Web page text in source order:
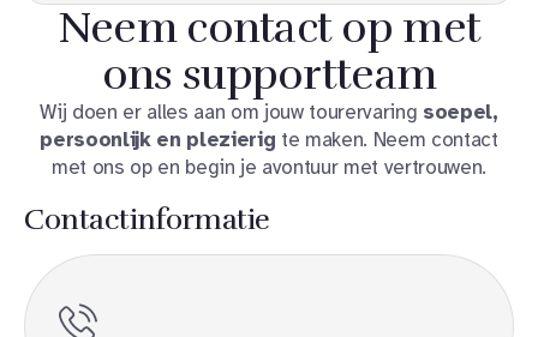
Neem contact op met
ons supportteam
Wij doen er alles aan om jouw tourervaring soepel,
persoonlijk en plezierig te maken. Neem contact
met ons op en begin je avontuur met vertrouwen.
Contactinformatie